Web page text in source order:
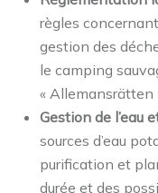
règles
gestion des
le camping
« Allemansrätten
Gestion de l’eau
sources d’eau
purification et
durée et des